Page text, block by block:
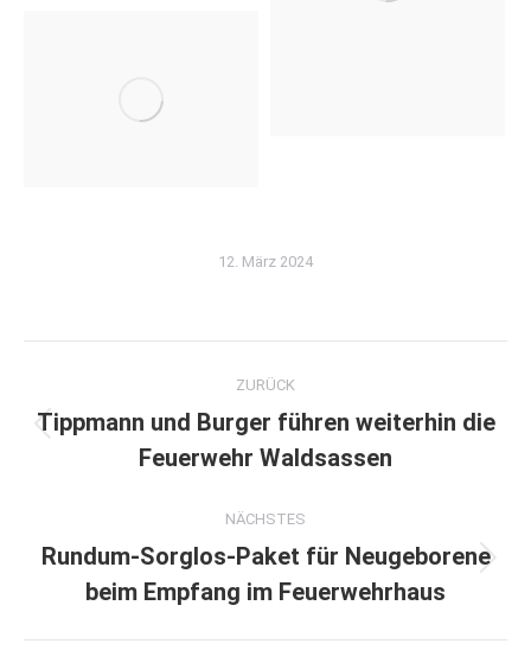
12. März 2024
Kommentarnavigation
ZURÜCK
Vorheriger
Beitrag:
Tippmann und Burger führen weiterhin die
Feuerwehr Waldsassen
NÄCHSTES
Nächster
Beitrag:
Rundum-Sorglos-Paket für Neugeborene
beim Empfang im Feuerwehrhaus